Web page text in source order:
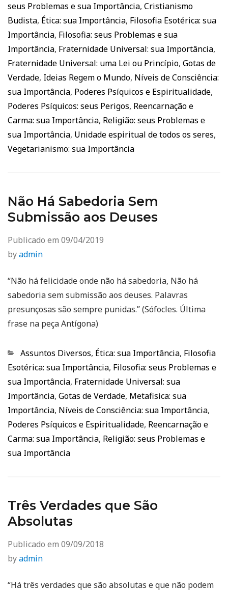
seus Problemas e sua Importância, Cristianismo
Budista, Ética: sua Importância, Filosofia Esotérica: sua
Importância, Filosofia: seus Problemas e sua
Importância, Fraternidade Universal: sua Importância,
Fraternidade Universal: uma Lei ou Princípio, Gotas de
Verdade, Ideias Regem o Mundo, Níveis de Consciência:
sua Importância, Poderes Psíquicos e Espiritualidade,
Poderes Psíquicos: seus Perigos, Reencarnação e
Carma: sua Importância, Religião: seus Problemas e
sua Importância, Unidade espiritual de todos os seres,
Vegetarianismo: sua Importância
Não Há Sabedoria Sem
Submissão aos Deuses
Publicado em 09/04/2019
byadmin
“Não há felicidade onde não há sabedoria, Não há
sabedoria sem submissão aos deuses. Palavras
presunçosas são sempre punidas.” (Sófocles. Última
frase na peça Antígona)
Categorias
Assuntos Diversos, Ética: sua Importância, Filosofia
Esotérica: sua Importância, Filosofia: seus Problemas e
sua Importância, Fraternidade Universal: sua
Importância, Gotas de Verdade, Metafisica: sua
Importância, Níveis de Consciência: sua Importância,
Poderes Psíquicos e Espiritualidade, Reencarnação e
Carma: sua Importância, Religião: seus Problemas e
sua Importância
Três Verdades que São
Absolutas
Publicado em 09/09/2018
byadmin
“Há três verdades que são absolutas e que não podem